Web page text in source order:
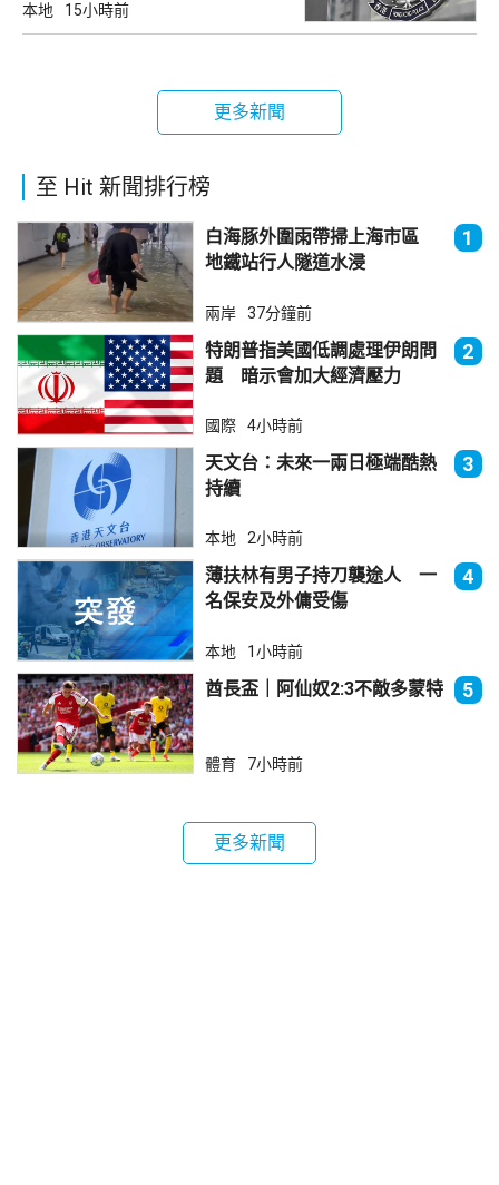
本地 15小時前
更多新聞
至 Hit 新聞排行榜
白海豚外圍雨帶掃上海市區
地鐵站行人隧道水浸
1
兩岸 37分鐘前
特朗普指美國低調處理伊朗問
題 暗示會加大經濟壓力
2
國際 4小時前
天文台：未來一兩日極端酷熱
持續
3
本地 2小時前
薄扶林有男子持刀襲途人 一
名保安及外傭受傷
4
本地 1小時前
酋長盃｜阿仙奴2:3不敵多蒙特 5
體育 7小時前
更多新聞